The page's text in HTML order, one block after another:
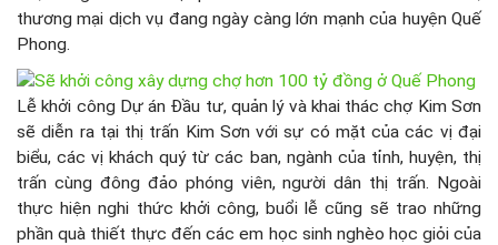
thương mại dịch vụ đang ngày càng lớn mạnh của huyện Quế
Phong.
Lễ khởi công Dự án Đầu tư, quản lý và khai thác chợ Kim Sơn
sẽ diễn ra tại thị trấn Kim Sơn với sự có mặt của các vị đại
biểu, các vị khách quý từ các ban, ngành của tỉnh, huyện, thị
trấn cùng đông đảo phóng viên, người dân thị trấn. Ngoài
thực hiện nghi thức khởi công, buổi lễ cũng sẽ trao những
phần quà thiết thực đến các em học sinh nghèo học giỏi của